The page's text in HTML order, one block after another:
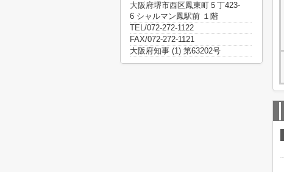
大阪府堺市西区鳳東町５丁423-
6 シャルマン鳳駅前 １階
TEL/072-272-1122
FAX/072-272-1121
大阪府知事 (1) 第63202号